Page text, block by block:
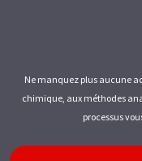
Ne manquez plus aucune
chimique, aux méthodes
processus